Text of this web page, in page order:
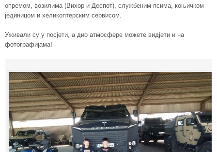
опремом, возилима (Вихор и Деспот), службеним псима, коњичком
јединицом и хеликоптерским сервисом.
Уживали су у посјети, а дио атмосфере можете видјети и на
фотографијама!